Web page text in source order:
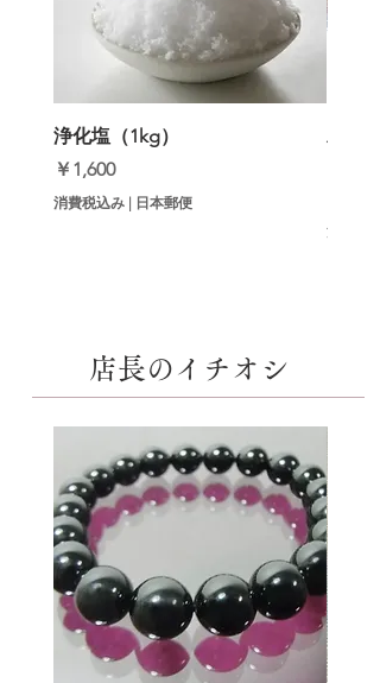
浄化塩（1kg）
価格
￥1,600
消費税込み | 日本郵便
邪気
消費税込
店長のイチオシ